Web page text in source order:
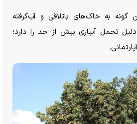
گونه به خاک‌های باتلاقی و آب‌گرفته
تحمل آبیاری بیش از حد را دارد؛